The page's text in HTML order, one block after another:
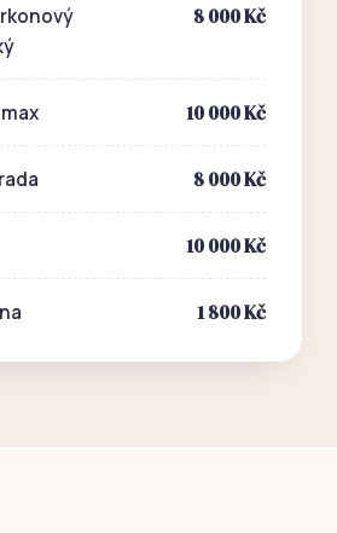
8 000 Kč
10 000 Kč
8 000 Kč
10 000 Kč
1 800 Kč